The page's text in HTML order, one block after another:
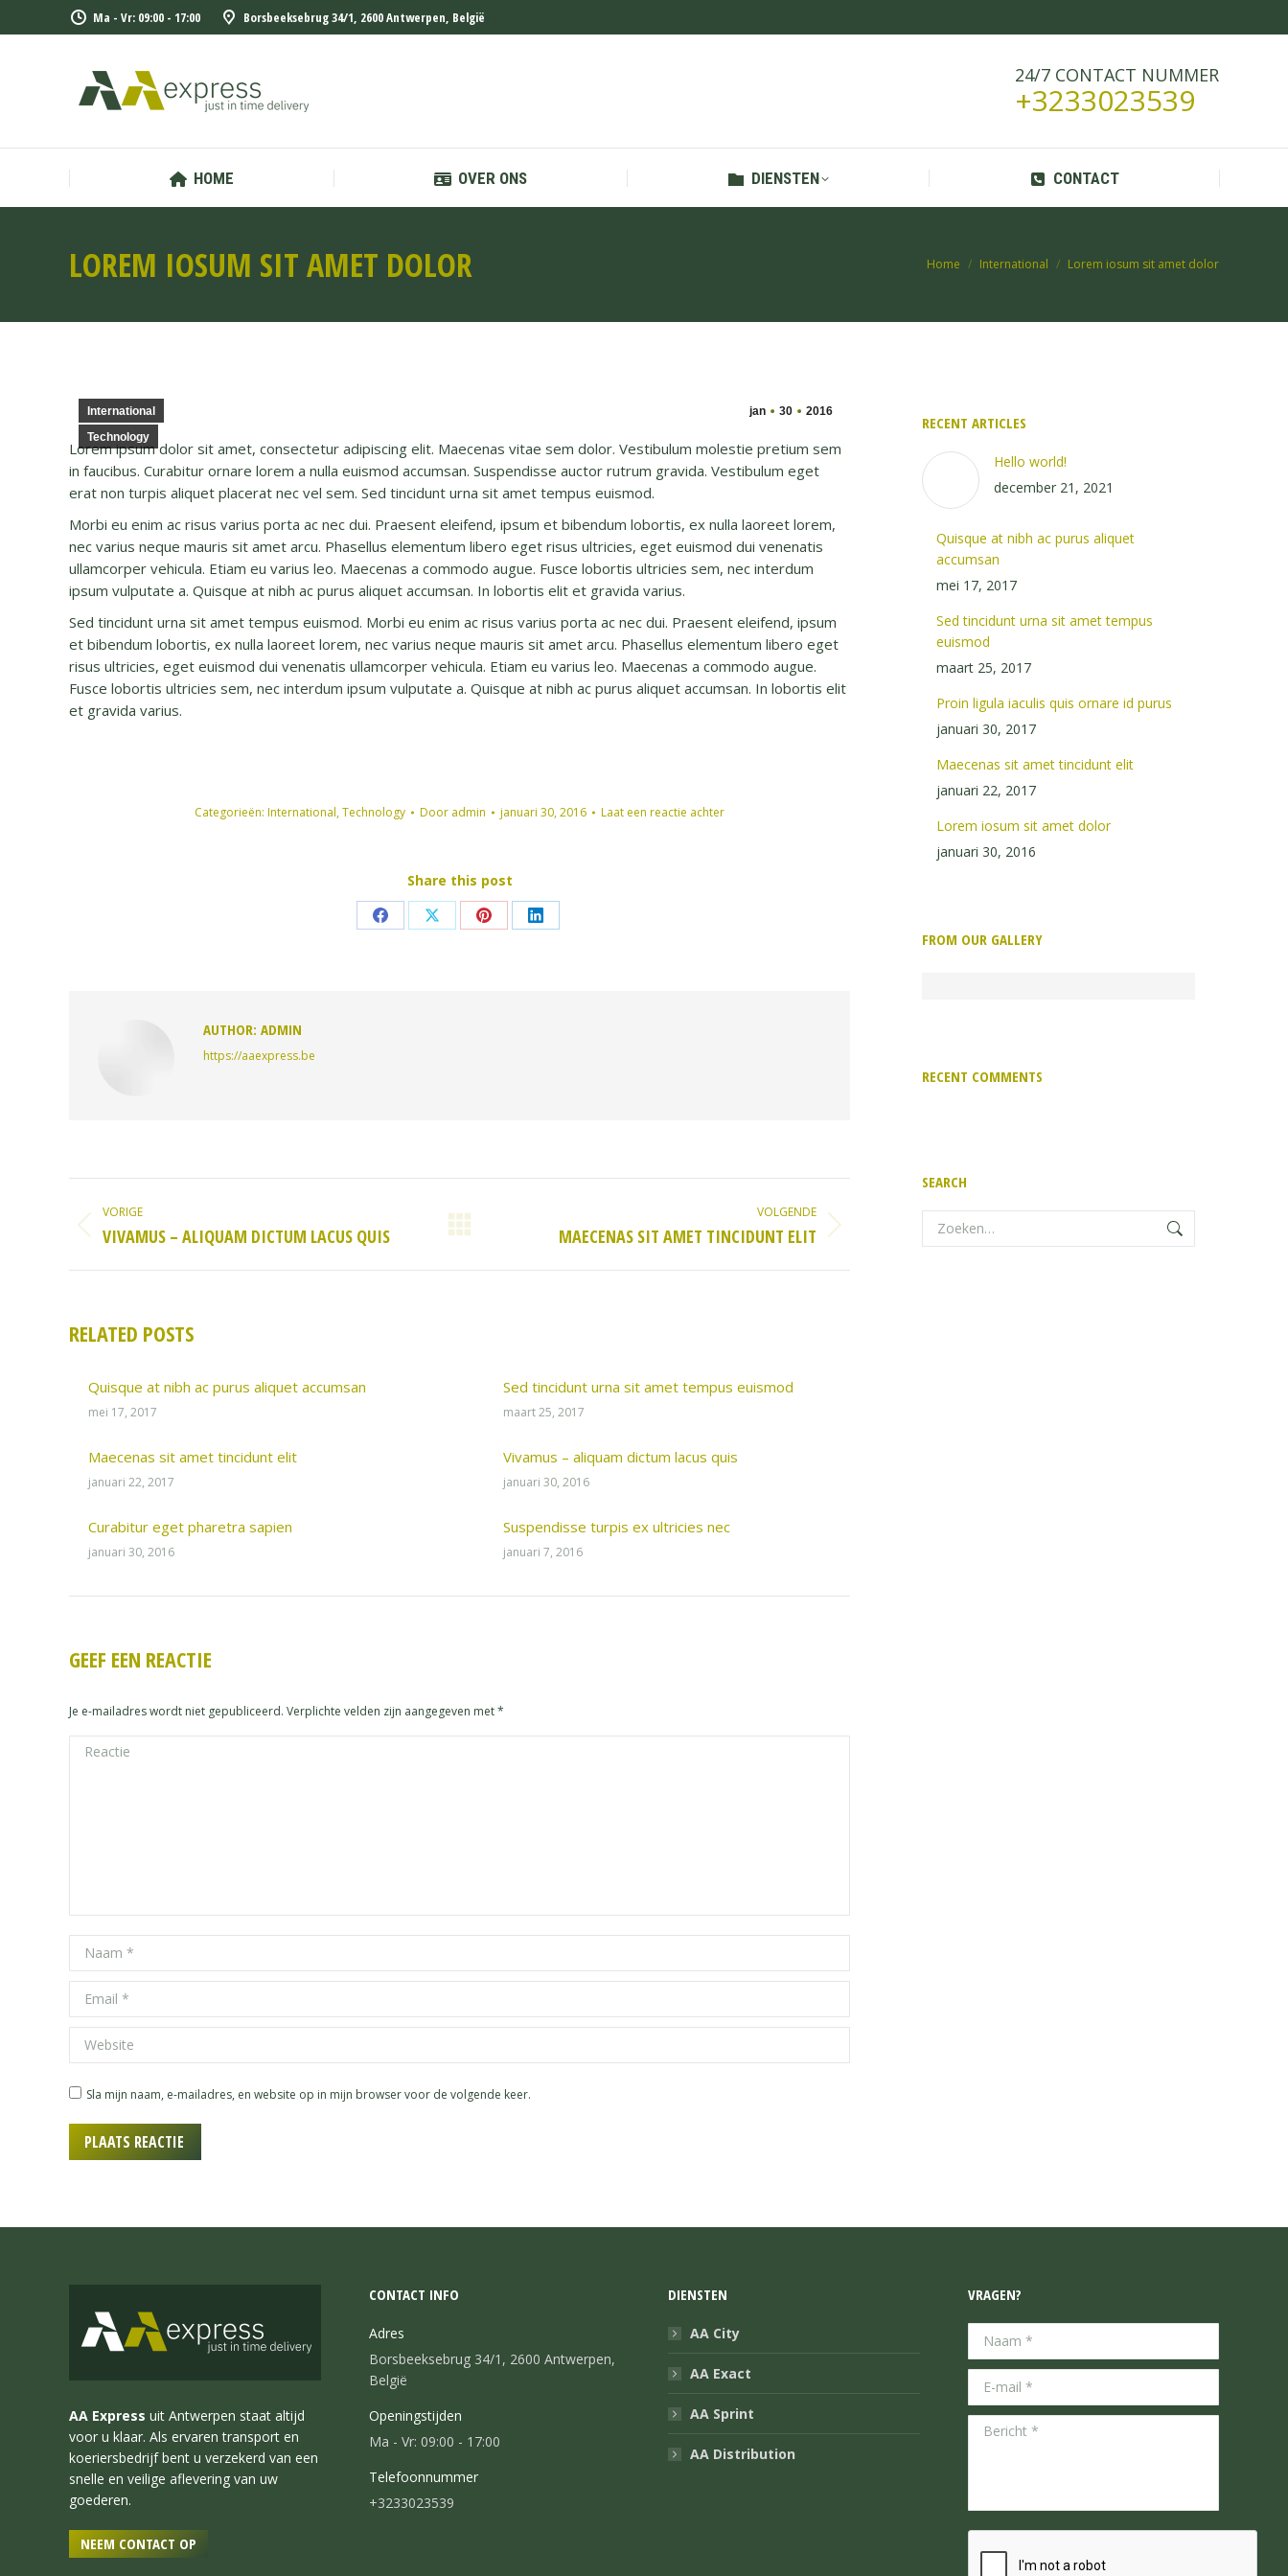
Ma - Vr: 09:00 - 17:00 Borsbeeksebrug 34/1, 2600 Antwerpen, België
24/7 CONTACT NUMMER
+3233023539
HOME OVER ONS DIENSTEN CONTACT
LOREM IOSUM SIT AMET DOLOR Je bent hier:
Home International Lorem iosum sit amet dolor
jan 30 2016
International
Technology
Lorem ipsum dolor sit amet, consectetur adipiscing elit. Maecenas vitae sem dolor. Vestibulum molestie pretium sem
in faucibus. Curabitur ornare lorem a nulla euismod accumsan. Suspendisse auctor rutrum gravida. Vestibulum eget
erat non turpis aliquet placerat nec vel sem. Sed tincidunt urna sit amet tempus euismod.
Morbi eu enim ac risus varius porta ac nec dui. Praesent eleifend, ipsum et bibendum lobortis, ex nulla laoreet lorem,
nec varius neque mauris sit amet arcu. Phasellus elementum libero eget risus ultricies, eget euismod dui venenatis
ullamcorper vehicula. Etiam eu varius leo. Maecenas a commodo augue. Fusce lobortis ultricies sem, nec interdum
ipsum vulputate a. Quisque at nibh ac purus aliquet accumsan. In lobortis elit et gravida varius.
Sed tincidunt urna sit amet tempus euismod. Morbi eu enim ac risus varius porta ac nec dui. Praesent eleifend, ipsum
et bibendum lobortis, ex nulla laoreet lorem, nec varius neque mauris sit amet arcu. Phasellus elementum libero eget
risus ultricies, eget euismod dui venenatis ullamcorper vehicula. Etiam eu varius leo. Maecenas a commodo augue.
Fusce lobortis ultricies sem, nec interdum ipsum vulputate a. Quisque at nibh ac purus aliquet accumsan. In lobortis elit
et gravida varius.
Categorieën: International,Technology Door admin januari 30, 2016 Laat een reactie achter
Share this post
Deel
Deel
Deel
Deel
AUTHOR: ADMIN
https://aaexpress.be
NAVIGATIE
VORIGE
Vorig
VIVAMUS – ALIQUAM DICTUM LACUS QUIS
VOLGENDE
MAECENAS SIT AMET TINCIDUNT ELIT
RELATED POSTS
Quisque at nibh ac purus aliquet accumsan
mei 17, 2017
Sed tincidunt urna sit amet tempus euismod
maart 25, 2017
Maecenas sit amet tincidunt elit
januari 22, 2017
Vivamus – aliquam dictum lacus quis
januari 30, 2016
Curabitur eget pharetra sapien
januari 30, 2016
Suspendisse turpis ex ultricies nec
januari 7, 2016
GEEF EEN REACTIE
Je e-mailadres wordt niet gepubliceerd. Verplichte velden zijn aangegeven met*
Reactie
Naam *
Email *
Website
Sla mijn naam, e-mailadres, en website op in mijn browser voor de volgende keer.
PLAATS REACTIE
RECENT ARTICLES
Hello world!
december 21, 2021
Quisque at nibh ac purus aliquet
accumsan
mei 17, 2017
Sed tincidunt urna sit amet tempus
euismod
maart 25, 2017
Proin ligula iaculis quis ornare id purus
januari 30, 2017
Maecenas sit amet tincidunt elit
januari 22, 2017
Lorem iosum sit amet dolor
januari 30, 2016
FROM OUR GALLERY
RECENT COMMENTS
SEARCH
Zoeken:
AA Express uit Antwerpen staat altijd
voor u klaar. Als ervaren transport en
koeriersbedrijf bent u verzekerd van een
snelle en veilige aflevering van uw
goederen.
NEEM CONTACT OP
CONTACT INFO
Adres
Borsbeeksebrug 34/1, 2600 Antwerpen,
België
Openingstijden
Ma - Vr: 09:00 - 17:00
Telefoonnummer
+3233023539
DIENSTEN
AA City
AA Exact
AA Sprint
AA Distribution
VRAGEN?
Naam *
E-mail *
Bericht *
HOME OVER ONS DIENSTEN CONTACT